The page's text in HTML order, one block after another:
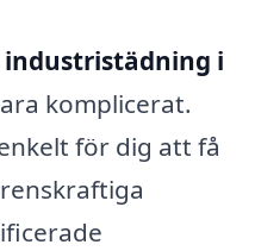
industristädning i
komplicerat.
för dig att få